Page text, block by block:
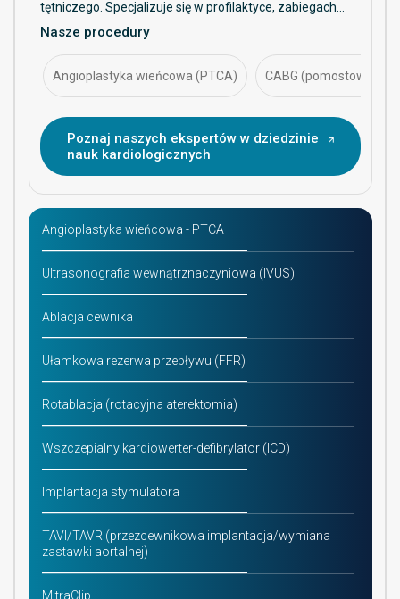
tętniczego. Specjalizuje się w profilaktyce, zabiegach
zdrowiem serca.
Nasze procedury
Angioplastyka wieńcowa (PTCA) CABG (pomostowanie
Poznaj naszych ekspertów w dziedzinie
nauk kardiologicznych
Angioplastyka wieńcowa - PTCA
Ultrasonografia wewnątrznaczyniowa (IVUS)
Ablacja cewnika
Ułamkowa rezerwa przepływu (FFR)
Rotablacja (rotacyjna aterektomia)
Wszczepialny kardiowerter-defibrylator (ICD)
Implantacja stymulatora
TAVI/TAVR (przezcewnikowa implantacja/wymiana
zastawki aortalnej)
MitraClip